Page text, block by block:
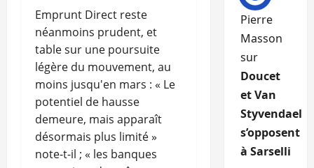
Emprunt Direct reste
néanmoins prudent, et
table sur une poursuite
légère du mouvement, au
moins jusqu'en mars : « Le
potentiel de hausse
demeure, mais apparaît
désormais plus limité »
note-t-il ; « les banques
Pierre
Masson
sur
Doucet
et Van
Styvendael
s’opposent
à Sarselli